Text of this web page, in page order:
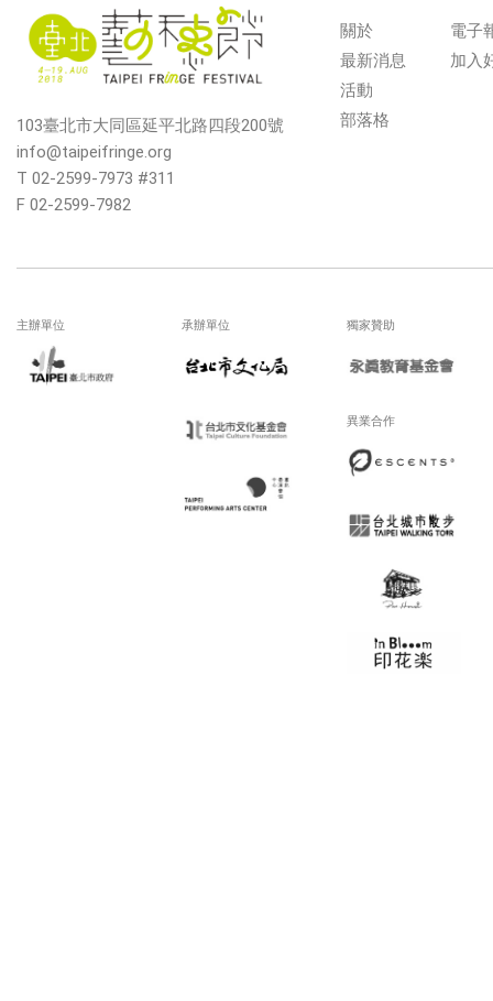
103臺北市大同區延平北路四段200號
info@taipeifringe.org
T 02-2599-7973 #311
F 02-2599-7982
關於
最新消息
活動
部落格
電子
加入
主辦單位 承辦單位 獨家贊助
異業合作